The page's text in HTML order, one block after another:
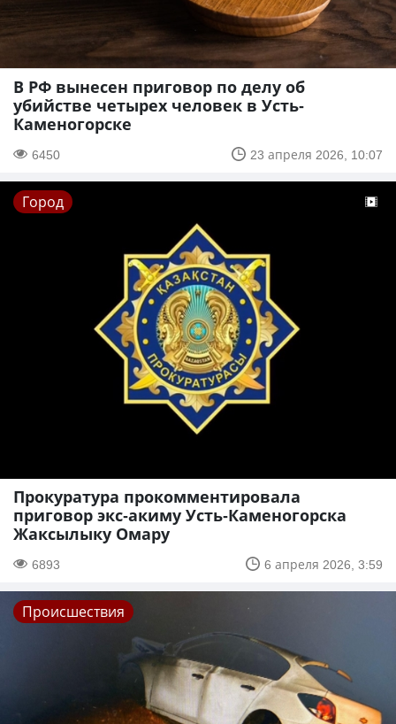
В РФ вынесен приговор по делу об
убийстве четырех человек в Усть-
Каменогорске
6450 23 апреля 2026, 10:07
Город
Прокуратура прокомментировала
приговор экс-акиму Усть-Каменогорска
Жаксылыку Омару
6893 6 апреля 2026, 3:59
Происшествия